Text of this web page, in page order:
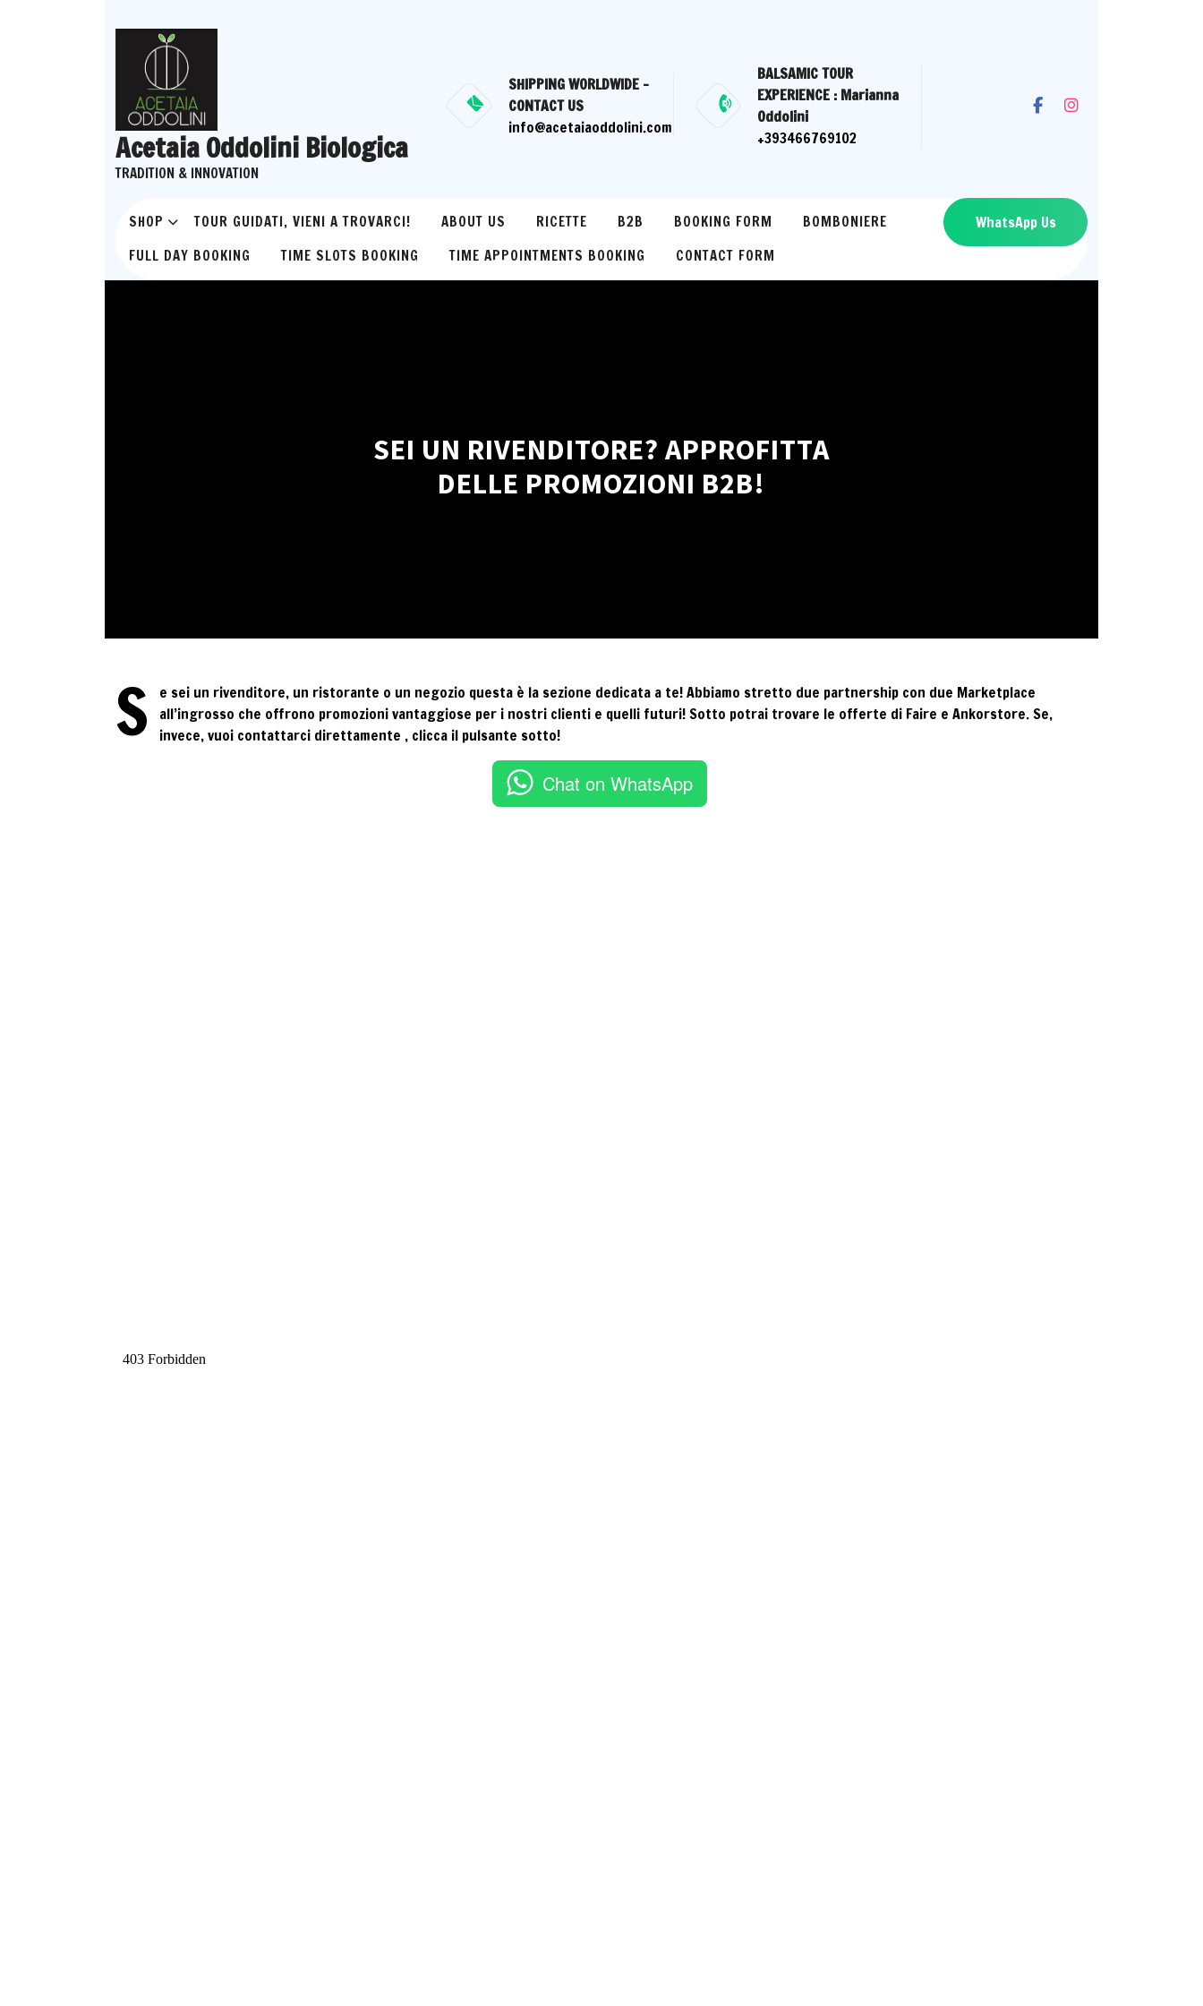
to
content
Acetaia Oddolini Biologica
TRADITION & INNOVATION
SHIPPING WORLDWIDE -
CONTACT US
info@acetaiaoddolini.com
BALSAMIC TOUR
EXPERIENCE : Marianna
Oddolini
+393466769102
SHOP TOUR GUIDATI, VIENI A TROVARCI! ABOUT US RICETTE B2B BOOKING FORM
BOMBONIERE
FULL DAY BOOKING
TIME SLOTS BOOKING TIME APPOINTMENTS BOOKING CONTACT FORM
WhatsApp Us
SEI UN RIVENDITORE? APPROFITTA
DELLE PROMOZIONI B2B!
S
e sei un rivenditore, un ristorante o un negozio questa è la sezione dedicata a te! Abbiamo stretto due partnership con due Marketplace
all’ingrosso che offrono promozioni vantaggiose per i nostri clienti e quelli futuri! Sotto potrai trovare le offerte di Faire e Ankorstore. Se,
invece, vuoi contattarci direttamente , clicca il pulsante sotto!
Chat on WhatsApp